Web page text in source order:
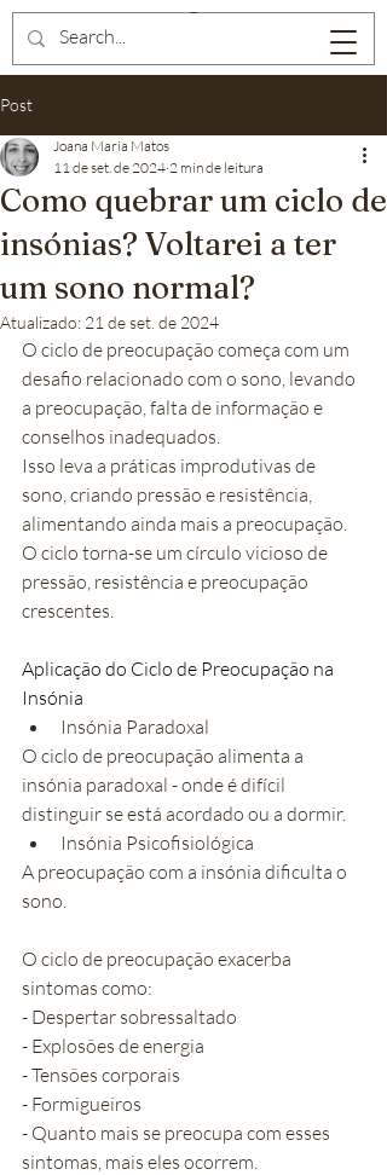
Post
Como quebrar um ciclo de
insónias? Voltarei a ter
um sono normal?
Joana Maria Matos
11 de set. de 2024 2 min de leitura
Atualizado: 21 de set. de 2024
O ciclo de preocupação começa com um
desafio relacionado com o sono, levando
a preocupação, falta de informação e
conselhos inadequados.
Isso leva a práticas improdutivas de
sono, criando pressão e resistência,
alimentando ainda mais a preocupação.
O ciclo torna-se um círculo vicioso de
pressão, resistência e preocupação
crescentes.
Aplicação do Ciclo de Preocupação na
Insónia
Insónia Paradoxal
O ciclo de preocupação alimenta a
insónia paradoxal - onde é difícil
distinguir se está acordado ou a dormir.
Insónia Psicofisiológica
A preocupação com a insónia dificulta o
sono.
O ciclo de preocupação exacerba
sintomas como:
- Despertar sobressaltado
- Explosões de energia
- Tensões corporais
- Formigueiros
- Quanto mais se preocupa com esses
sintomas, mais eles ocorrem.